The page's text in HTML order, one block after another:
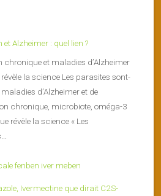
Alzheimer : quel lien ?
et maladies d’Alzheimer
la science Les parasites sont-
d’Alzheimer et de
chronique, microbiote, oméga-3
révèle la science « Les
Ivermectine que dirait C2S-